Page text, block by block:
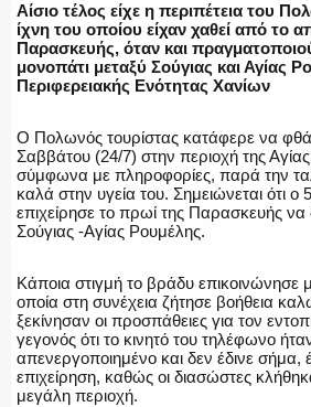
ΠΥΡΟΣΒΕΣΤΙΚΗ
ΛΙΜΕΝΙΚΟ
ΕΝΟΠΛΕΣ ΔΥΝΑΜΕΙΣ
Αίσιο τέλος είχε η περιπέτεια του
ίχνη του οποίου είχαν χαθεί από το
Παρασκευής, όταν και
μονοπάτι μεταξύ Σούγιας και Αγίας
Περιφερειακής Ενότητας Χανίων
Ο Πολωνός τουρίστας κατάφερε να
Σαββάτου (24/7) στην περιοχή της
σύμφωνα με πληροφορίες, παρά την
καλά στην υγεία του. Σημειώνεται ότι
επιχείρησε το πρωί της Παρασκευής να
Σούγιας -Αγίας Ρουμέλης.
Κάποια στιγμή το βράδυ επικοινώνησε
οποία στη συνέχεια ζήτησε βοήθεια
ξεκίνησαν οι προσπάθειες για τον
γεγονός ότι το κινητό του τηλέφωνο
απενεργοποιημένο και δεν έδινε σήμα,
επιχείρηση, καθώς οι διασώστες
μεγάλη περιοχή.